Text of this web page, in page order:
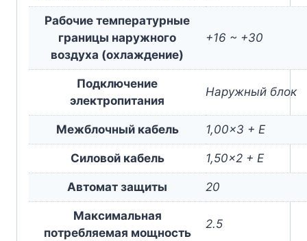
Рабочие температурные
границы наружного
воздуха (охлаждение)
+16 ~ +30
Подключение
электропитания
Наружный блок
Межблочный кабель 1,00×3 + E
Силовой кабель 1,50×2 + E
Автомат защиты 20
Максимальная
потребляемая мощность
2.5